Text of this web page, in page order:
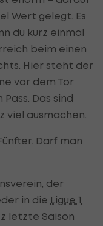
Wert gelegt. Es
du kurz einmal
beim einen
Hier steht der
vor dem Tor
Das sind
viel ausmachen.
Darf man
der
in die Ligue 1
letzte Saison